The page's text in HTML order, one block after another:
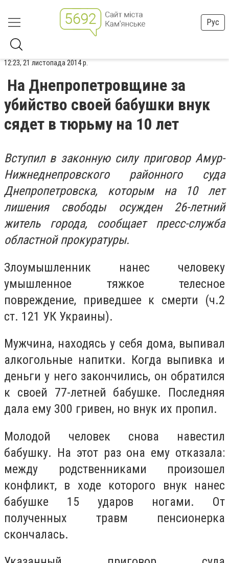
Рус
12:23, 21 листопада 2014 р.
На Днепропетровщине за
убийство своей бабушки внук
сядет в тюрьму на 10 лет
Вступил в законную силу приговор Амур-
Нижнеднепровского районного суда
Днепропетровска, которым на 10 лет
лишения свободы осужден 26-летний
житель города, сообщает пресс-служба
областной прокуратуры.
Злоумышленник нанес человеку
умышленное тяжкое телесное
повреждение, приведшее к смерти (ч.2
ст. 121 УК Украины).
Мужчина, находясь у себя дома, выпивал
алкогольные напитки. Когда выпивка и
деньги у него закончились, он обратился
к своей 77-летней бабушке. Последняя
дала ему 300 гривен, но внук их пропил.
Молодой человек снова навестил
бабушку. На этот раз она ему отказала:
между родственниками произошел
конфликт, в ходе которого внук нанес
бабушке 15 ударов ногами. От
полученных травм пенсионерка
скончалась.